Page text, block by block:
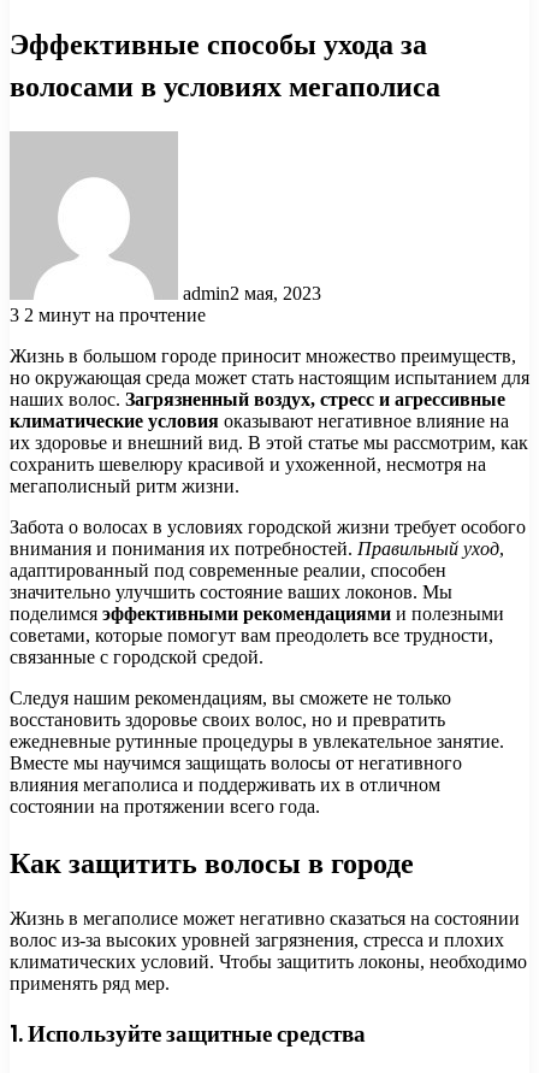
Эффективные способы ухода за
волосами в условиях мегаполиса
admin2 мая, 2023
3 2 минут на прочтение
Жизнь в большом городе приносит множество преимуществ,
но окружающая среда может стать настоящим испытанием для
наших волос. Загрязненный воздух, стресс и агрессивные
климатические условия оказывают негативное влияние на
их здоровье и внешний вид. В этой статье мы рассмотрим, как
сохранить шевелюру красивой и ухоженной, несмотря на
мегаполисный ритм жизни.
Забота о волосах в условиях городской жизни требует особого
внимания и понимания их потребностей. Правильный уход,
адаптированный под современные реалии, способен
значительно улучшить состояние ваших локонов. Мы
поделимся эффективными рекомендациями и полезными
советами, которые помогут вам преодолеть все трудности,
связанные с городской средой.
Следуя нашим рекомендациям, вы сможете не только
восстановить здоровье своих волос, но и превратить
ежедневные рутинные процедуры в увлекательное занятие.
Вместе мы научимся защищать волосы от негативного
влияния мегаполиса и поддерживать их в отличном
состоянии на протяжении всего года.
Как защитить волосы в городе
Жизнь в мегаполисе может негативно сказаться на состоянии
волос из-за высоких уровней загрязнения, стресса и плохих
климатических условий. Чтобы защитить локоны, необходимо
применять ряд мер.
1. Используйте защитные средства